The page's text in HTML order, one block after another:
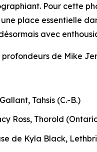
Pour cette
place essentielle
avec
profondeurs de Mike
Tahsis (C.-B.)
Ross, Thorold
de Kyla Black,